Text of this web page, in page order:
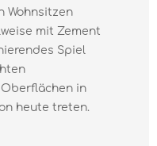
Wohnsitzen
mit Zement
Spiel
in
heute treten.